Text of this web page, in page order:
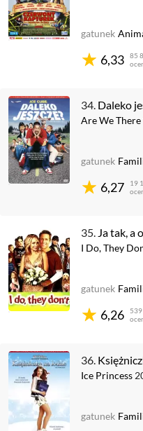
6,33
85
gatunek
34. Daleko
Are We There
6,27
19
gatunek
35. Ja tak, a
I Do, They
6,26
539
gatunek
36.
Ice Princess
gatunek